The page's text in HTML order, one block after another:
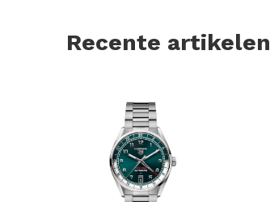
Recente artikelen